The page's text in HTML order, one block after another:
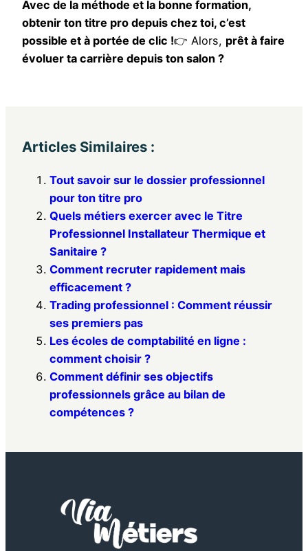
Avec de la méthode et la bonne formation,
obtenir ton titre pro depuis chez toi, c’est
possible et à portée de clic !👉 Alors, prêt à faire
évoluer ta carrière depuis ton salon ?
Articles Similaires :
Tout savoir sur le dossier professionnel
pour ton titre pro
Quels métiers exercer avec le Titre
Professionnel Installateur Thermique et
Sanitaire ?
Comment recruter rapidement mais
efficacement ?
Trading professionnel : Comment réussir
ses premiers pas
Les écoles de comptabilité en ligne :
comment choisir ?
Comment définir ses objectifs
professionnels grâce au bilan de
compétences ?